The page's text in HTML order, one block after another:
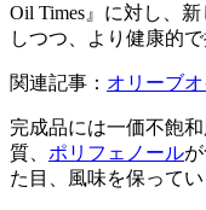
Oil Times』に対し、
しつつ、より健康的
関連記事： オリーブ
完成品には一価不飽
質、 ポリフェノール
た目、風味を保ってい